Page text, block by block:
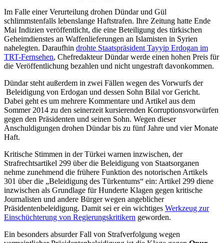
Im Falle einer Verurteilung drohen Dündar und Gül
schlimmstenfalls lebenslange Haftstrafen. Ihre Zeitung hatte Ende
Mai Indizien veröffentlicht, die eine Beteiligung des türkischen
Geheimdienstes an Waffenlieferungen an Islamisten in Syrien
nahelegten. Daraufhin drohte Staatspräsident Tayyip Erdogan im
TRT-Fernsehen, Chefredakteur Dündar werde einen hohen Preis für
die Veröffentlichung bezahlen und nicht ungestraft davonkommen.
Dündar steht außerdem in zwei Fällen wegen des Vorwurfs der
Beleidigung von Erdogan und dessen Sohn Bilal vor Gericht.
Dabei geht es um mehrere Kommentare und Artikel aus dem
Sommer 2014 zu den seinerzeit kursierenden Korruptionsvorwürfen
gegen den Präsidenten und seinen Sohn. Wegen dieser
Anschuldigungen drohen Dündar bis zu fünf Jahre und vier Monate
Haft.
Kritische Stimmen in der Türkei warnen inzwischen, der
Strafrechtsartikel 299 über die Beleidigung von Staatsorganen
nehme zunehmend die frühere Funktion des notorischen Artikels
301 über die „Beleidigung des Türkentums“ ein: Artikel 299 diene
inzwischen als Grundlage für Hunderte Klagen gegen kritische
Journalisten und andere Bürger wegen angeblicher
Präsidentenbeleidigung. Damit sei er ein wichtiges Werkzeug zur
Einschüchterung von Regierungskritikern geworden.
Ein besonders absurder Fall von Strafverfolgung wegen